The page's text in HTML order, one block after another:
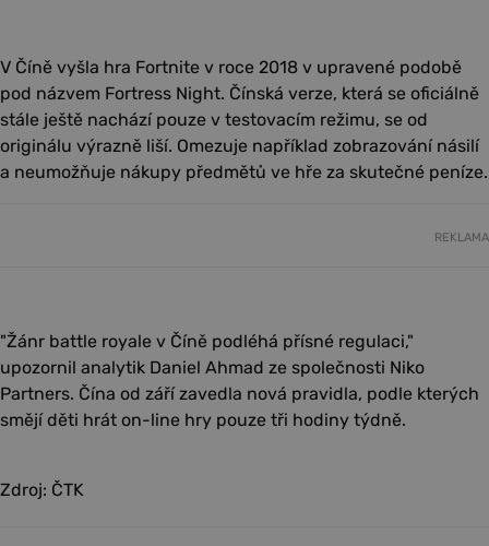
V Číně vyšla hra Fortnite v roce 2018 v upravené podobě
pod názvem Fortress Night. Čínská verze, která se oficiálně
stále ještě nachází pouze v testovacím režimu, se od
originálu výrazně liší. Omezuje například zobrazování násilí
a neumožňuje nákupy předmětů ve hře za skutečné peníze.
REKLAMA
"Žánr battle royale v Číně podléhá přísné regulaci,"
upozornil analytik Daniel Ahmad ze společnosti Niko
Partners. Čína od září zavedla nová pravidla, podle kterých
smějí děti hrát on-line hry pouze tři hodiny týdně.
Zdroj: ČTK